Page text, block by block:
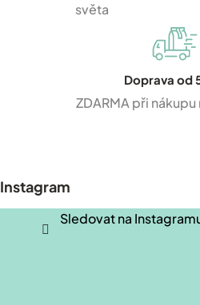
světa
Doprava od
ZDARMA při
a
t
Instagram
Sledovat na